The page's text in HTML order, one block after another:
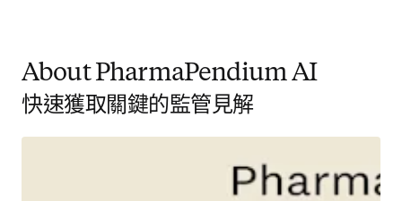
About PharmaPendium AI
快速獲取關鍵的監管見解